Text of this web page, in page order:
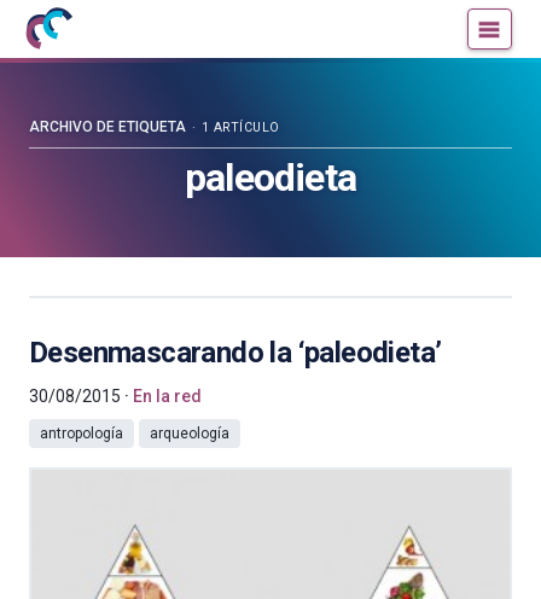
Mujeres
con
blog
paleodieta
ARCHIVO DE ETIQUETA 1 ARTÍCULO
Desenmascarando la ‘paleodieta’
30/08/2015 En la red
antropología arqueología